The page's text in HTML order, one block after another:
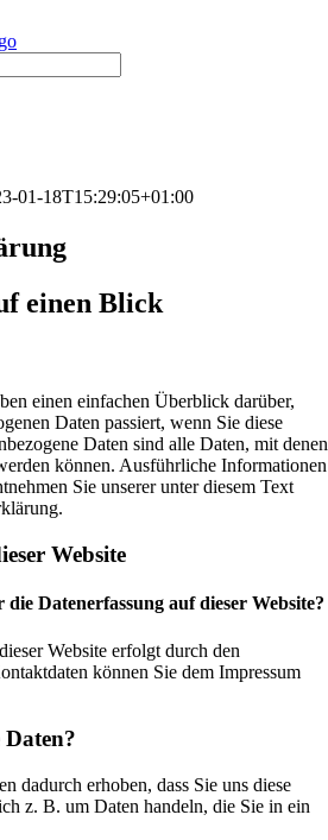
01-18T15:29:05+01:00
einen Blick
einen einfachen Überblick darüber,
Daten passiert, wenn Sie diese
Daten sind alle Daten, mit denen
können. Ausführliche Informationen
Sie unserer unter diesem Text
Website
Datenerfassung auf dieser Website?
Website erfolgt durch den
können Sie dem Impressum
dadurch erhoben, dass Sie uns diese
z. B. um Daten handeln, die Sie in ein